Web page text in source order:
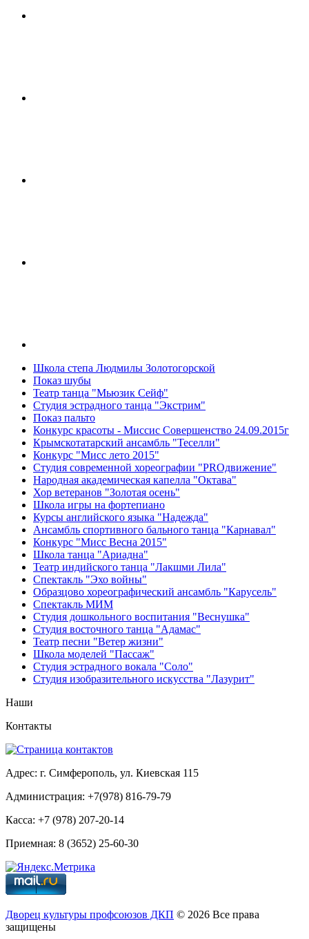
Школа степа Людмилы Золотогорской
Показ шубы
Театр танца "Мьюзик Сейф"
Студия эстрадного танца "Экстрим"
Показ пальто
Конкурс красоты - Миссис Совершенство 24.09.2015г
Крымскотатарский ансамбль "Теселли"
Конкурс "Мисс лето 2015"
Студия современной хореографии "PROдвижение"
Народная академическая капелла "Октава"
Хор ветеранов "Золотая осень"
Школа игры на фортепиано
Курсы английского языка "Надежда"
Ансамбль спортивного бального танца "Карнавал"
Конкурс "Мисс Весна 2015"
Школа танца "Ариадна"
Театр индийского танца "Лакшми Лила"
Спектакль "Эхо войны"
Образцово хореографический ансамбль "Карусель"
Спектакль МИМ
Студия дошкольного воспитания "Веснушка"
Студия восточного танца "Адамас"
Театр песни "Ветер жизни"
Школа моделей "Пассаж"
Студия эстрадного вокала "Соло"
Студия изобразительного искусства "Лазурит"
Наши
Контакты
Адрес: г. Симферополь, ул. Киевская 115
Администрация: +7(978) 816-79-79
Касса: +7 (978) 207-20-14
Приемная: 8 (3652) 25-60-30
Дворец культуры профсоюзов ДКП © 2026 Все права
защищены